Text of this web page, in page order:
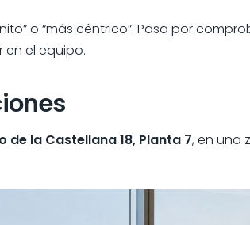
o “más céntrico”. Pasa por
el equipo.
de la Castellana 18, Planta 7, en una